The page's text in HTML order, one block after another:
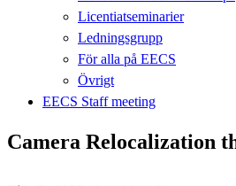
Licentiatseminarier
Ledningsgrupp
För alla på EECS
Övrigt
EECS Staff meeting
Camera Relocalization